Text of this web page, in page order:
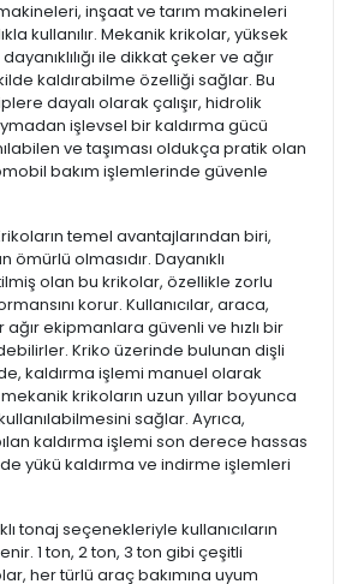
inşaat ve tarım makineleri
kullanılır. Mekanik krikolar, yüksek
ile dikkat çeker ve ağır
kaldırabilme özelliği sağlar. Bu
dayalı olarak çalışır, hidrolik
işlevsel bir kaldırma gücü
ve taşıması oldukça pratik olan
bakım işlemlerinde güvenle
temel avantajlarından biri,
ömürlü olmasıdır. Dayanıklı
olan bu krikolar, özellikle zorlu
korur. Kullanıcılar, araca,
ekipmanlara güvenli ve hızlı bir
Kriko üzerinde bulunan dişli
kaldırma işlemi manuel olarak
krikoların uzun yıllar boyunca
sağlar. Ayrıca,
kaldırma işlemi son derece hassas
yükü kaldırma ve indirme işlemleri
tonaj seçenekleriyle kullanıcıların
1 ton, 2 ton, 3 ton gibi çeşitli
her türlü araç bakımına uyum